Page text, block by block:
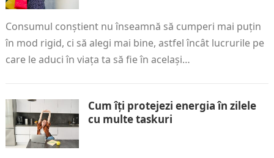
Consumul conștient nu înseamnă să cumperi mai puțin
în mod rigid, ci să alegi mai bine, astfel încât lucrurile pe
care le aduci în viața ta să fie în același…
Cum îți protejezi energia în zilele
cu multe taskuri